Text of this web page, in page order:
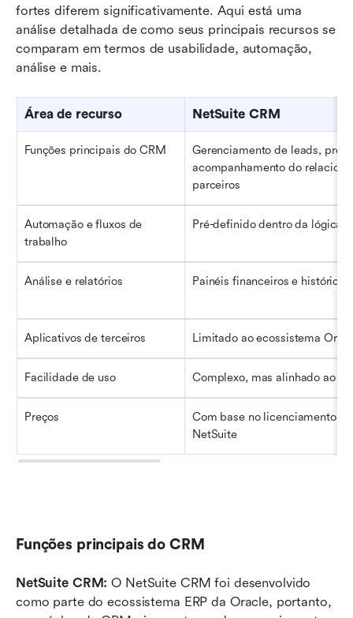
fortes diferem significativamente. Aqui está uma
análise detalhada de como seus principais recursos se
comparam em termos de usabilidade, automação,
análise e mais.
Área de recurso NetSuite CRM
Funções principais do CRM
Gerenciamento de leads,
acompanhamento do
parceiros
Automação e fluxos de
trabalho
Pré-definido dentro da lógica
Análise e relatórios Painéis financeiros e histórico
Aplicativos de terceiros Limitado ao ecossistema
Facilidade de uso Complexo, mas alinhado ao
Preços
Com base no licenciamento
NetSuite
Funções principais do CRM
NetSuite CRM: O NetSuite CRM foi desenvolvido
como parte do ecossistema ERP da Oracle, portanto,